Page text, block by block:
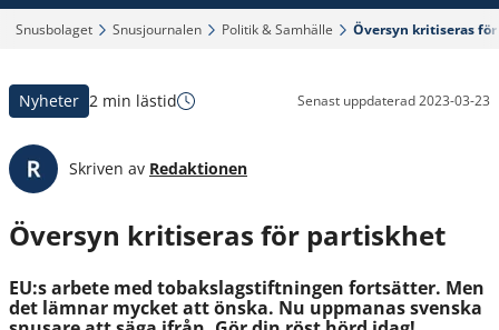
Snusbolaget‎ Snusjournalen‎ Politik & Samhälle‎ Översyn kritiseras
Nyheter 2 min lästid Senast uppdaterad2023-03-23
Skriven av Redaktionen
Översyn kritiseras för partiskhet
EU:s arbete med tobakslagstiftningen fortsätter. Men
det lämnar mycket att önska. Nu uppmanas svenska